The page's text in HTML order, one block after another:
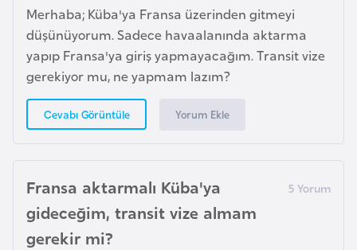
Merhaba; Küba'ya Fransa üzerinden gitmeyi
düşünüyorum. Sadece havaalanında aktarma
yapıp Fransa'ya giriş yapmayacağım. Transit vize
gerekiyor mu, ne yapmam lazım?
Cevabı Görüntüle Yorum Ekle
Fransa aktarmalı Küba'ya
gideceğim, transit vize almam
gerekir mi?
v
e
ç
İ
v
i
ç
e